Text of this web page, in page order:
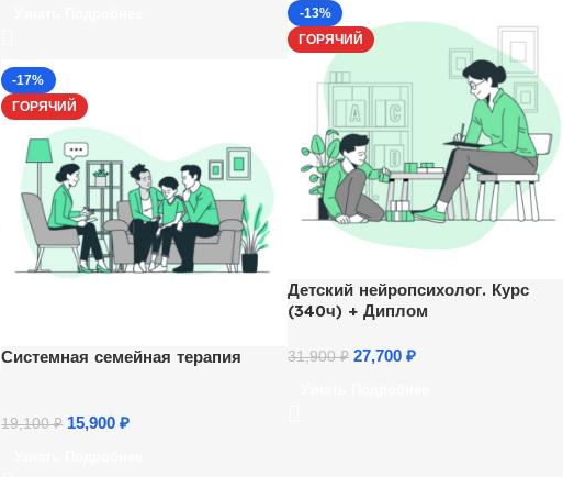
-13%
ГОРЯЧИЙ
Детский нейропсихолог. Курс
(340ч) + Диплом
31,900₽ 27,700₽
-17%
ГОРЯЧИЙ
Системная семейная терапия
19,100₽ 15,900₽